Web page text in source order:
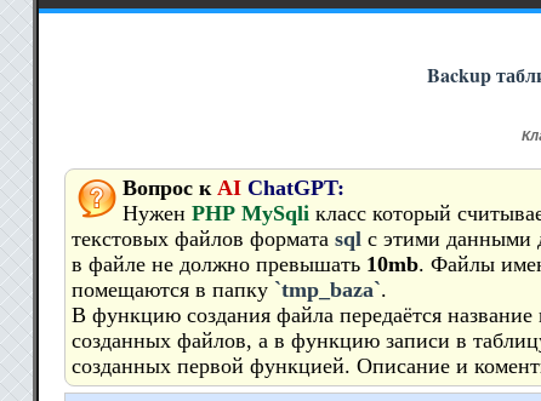
Backup
Вопрос к AI ChatGPT:
Нужен PHP MySqli класс который
текстовых файлов формата sql с этими данными
в файле не должно превышать 10mb. Файлы
помещаются в папку `tmp_baza`.
В функцию создания файла передаётся
созданных файлов, а в функцию записи в
созданных первой функцией. Описание и